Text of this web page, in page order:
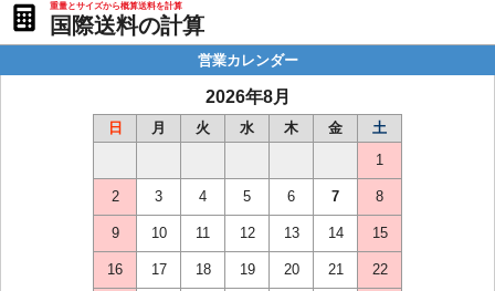
重量とサイズから概算送料を計算
国際送料の計算
営業カレンダー
2026年8月
日 月 火 水 木 金
土
1
2 3 4 5 6 7 8
9 10 11 12 13 14 15
16 17 18 19 20 21 22